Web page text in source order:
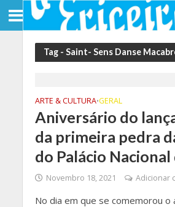
Tag - Saint- Sens Danse
ARTE & CULTURA•GERAL
Aniversário do
da primeira pedra
do Palácio
Novembro 18, 2021 Adicionar
No dia em que se comemorou o